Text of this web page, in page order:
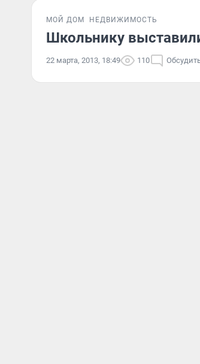
МОЙ ДОМ НЕДВИЖИМОСТЬ
Школьнику
22 марта, 2013, 18:49 110